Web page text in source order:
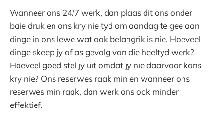
Wanneer ons 24/7 werk, dan plaas dit ons onder
baie druk en ons kry nie tyd om aandag te gee aan
dinge in ons lewe wat ook belangrik is nie. Hoeveel
dinge skeep jy af as gevolg van die heeltyd werk?
Hoeveel goed stel jy uit omdat jy nie daarvoor kans
kry nie? Ons reserwes raak min en wanneer ons
reserwes min raak, dan werk ons ook minder
effektief.